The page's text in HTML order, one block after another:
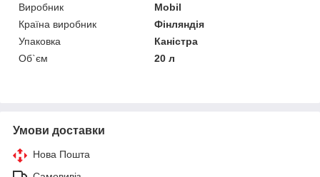
Виробник
Mobil
Країна виробник
Фінляндія
Упаковка
Каністра
Об`єм
20 л
Умови доставки
Нова Пошта